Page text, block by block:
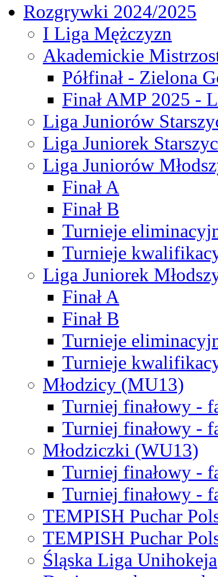
Rozgrywki 2024/2025
I Liga Mężczyzn
Akademickie
Półfinał - Zielona
Finał AMP 2025 -
Liga Juniorów
Liga Juniorek
Liga Juniorów
Finał A
Finał B
Turnieje
Turnieje
Liga Juniorek
Finał A
Finał B
Turnieje
Turnieje
Młodzicy (MU13)
Turniej finałowy -
Turniej finałowy -
Młodziczki (WU13)
Turniej finałowy -
Turniej finałowy -
TEMPISH Puchar
TEMPISH Puchar
Śląska Liga Unihokeja